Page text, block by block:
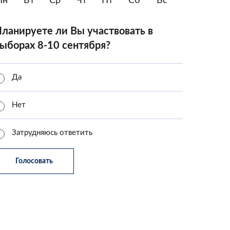
ли Вы участвовать в
8-10 сентября?
Да
Нет
Затрудняюсь ответить